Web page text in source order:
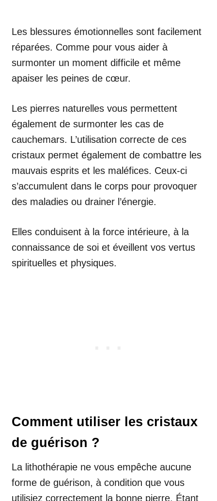
Les blessures émotionnelles sont facilement
réparées. Comme pour vous aider à
surmonter un moment difficile et même
apaiser les peines de cœur.
Les pierres naturelles vous permettent
également de surmonter les cas de
cauchemars. L’utilisation correcte de ces
cristaux permet également de combattre les
mauvais esprits et les maléfices. Ceux-ci
s’accumulent dans le corps pour provoquer
des maladies ou drainer l’énergie.
Elles conduisent à la force intérieure, à la
connaissance de soi et éveillent vos vertus
spirituelles et physiques.
Comment utiliser les cristaux
de guérison ?
La lithothérapie ne vous empêche aucune
forme de guérison, à condition que vous
utilisiez correctement la bonne pierre. Étant